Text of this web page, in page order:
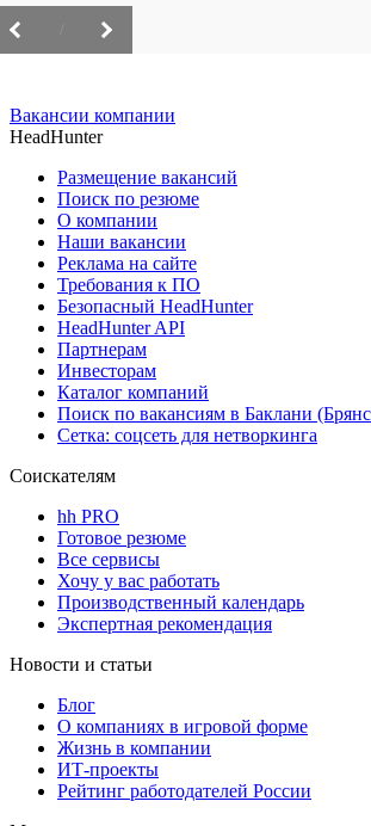
Вакансии компании
HeadHunter
Размещение вакансий
Поиск по резюме
О компании
Наши вакансии
Реклама на сайте
Требования к ПО
Безопасный HeadHunter
HeadHunter API
Партнерам
Инвесторам
Каталог компаний
Поиск по вакансиям в Баклани
Сетка: соцсеть для нетворкинга
Соискателям
hh PRO
Готовое резюме
Все сервисы
Хочу у вас работать
Производственный календарь
Экспертная рекомендация
Новости и статьи
Блог
О компаниях в игровой форме
Жизнь в компании
ИТ-проекты
Рейтинг работодателей России